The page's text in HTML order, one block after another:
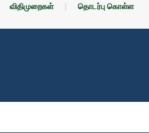
விதிமுறைகள் தொடர்பு கொள்ள